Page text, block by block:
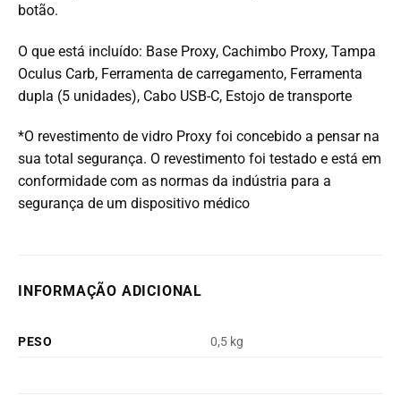
botão.
O que está incluído: Base Proxy, Cachimbo Proxy, Tampa
Oculus Carb, Ferramenta de carregamento, Ferramenta
dupla (5 unidades), Cabo USB-C, Estojo de transporte
*O revestimento de vidro Proxy foi concebido a pensar na
sua total segurança. O revestimento foi testado e está em
conformidade com as normas da indústria para a
segurança de um dispositivo médico
INFORMAÇÃO ADICIONAL
PESO 0,5 kg